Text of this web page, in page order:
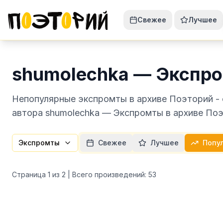
Свежее Лучшее
shumolechka —
Непопулярные экспромты в архиве Поэторий
автора shumolechka — Экспромты в архиве
Экспромты Свежее Лучшее
Страница 1 из 2 | Всего произведений: 53